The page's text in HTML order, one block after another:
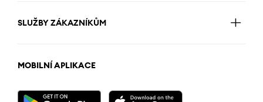
SLUŽBY ZÁKAZNÍKŮM
MOBILNÍ APLIKACE